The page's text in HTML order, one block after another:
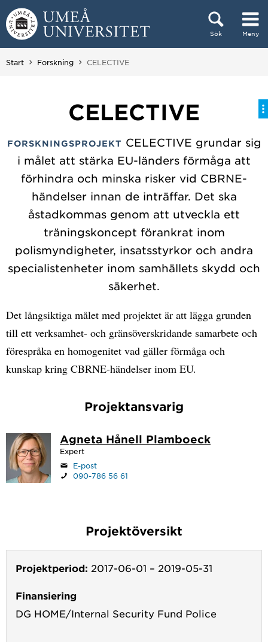
Hoppa direkt till innehållet
Sök Meny
Huvudmenyn dold.
Start Forskning Du är här:
CELECTIVE
CELECTIVE
FORSKNINGSPROJEKT CELECTIVE grundar sig
i målet att stärka EU-länders förmåga att
förhindra och minska risker vid CBRNE-
händelser innan de inträffar. Det ska
åstadkommas genom att utveckla ett
träningskoncept förankrat inom
polismyndigheter, insatsstyrkor och andra
specialistenheter inom samhällets skydd och
säkerhet.
Det långsiktiga målet med projektet är att lägga grunden
till ett verksamhet- och gränsöverskridande samarbete och
förespråka en homogenitet vad gäller förmåga och
kunskap kring CBRNE-händelser inom EU.
Projektansvarig
Agneta Hånell Plamboeck
Expert
E-post
090-786 56 61
Projektöversikt
Projektperiod: 2017-06-01 – 2019-05-31
Finansiering
DG HOME/Internal Security Fund Police